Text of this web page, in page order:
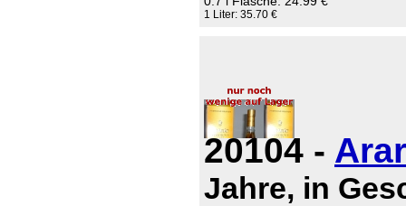
1 Liter: 35.70 €
20104 -
Jahre, in